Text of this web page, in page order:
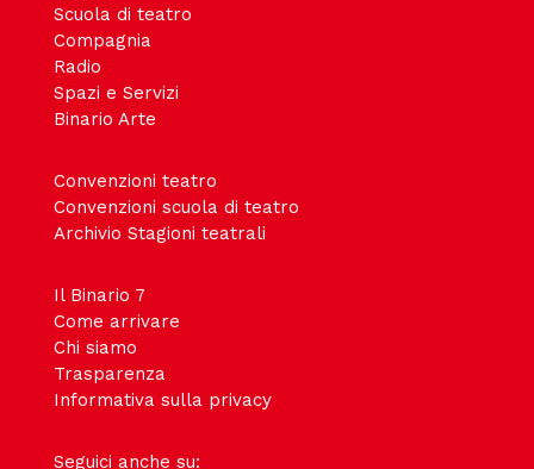
Scuola di teatro
Compagnia
Radio
Spazi e Servizi
Binario Arte
Convenzioni teatro
Convenzioni scuola di teatro
Archivio Stagioni teatrali
Il Binario 7
Come arrivare
Chi siamo
Trasparenza
Informativa sulla privacy
Seguici anche su: